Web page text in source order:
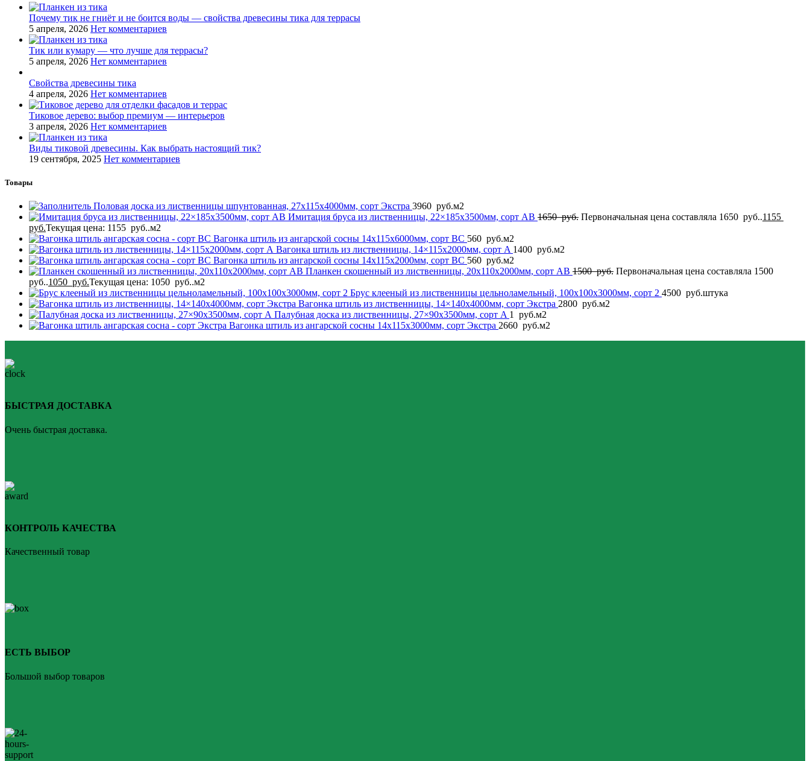
Почему тик не гниёт и не боится воды — свойства древесины тика для террасы
5 апреля, 2026 Нет комментариев
Тик или кумару — что лучше для террасы?
5 апреля, 2026 Нет комментариев
Свойства древесины тика
4 апреля, 2026 Нет комментариев
Тиковое дерево: выбор премиум — интерьеров
3 апреля, 2026 Нет комментариев
Виды тиковой древесины. Как выбрать настоящий тик?
19 сентября, 2025 Нет комментариев
Товары
Половая доска из лиственницы шпунтованная, 27x115x4000мм, сорт Экстра 3960 руб.м2
Имитация бруса из лиственницы, 22×185x3500мм, сорт AB 1650руб. Первоначальная цена составляла 1650 руб..1155
руб.Текущая цена: 1155 руб..м2
Вагонка штиль из ангарской сосны 14x115x6000мм, сорт BC 560 руб.м2
Вагонка штиль из лиственницы, 14×115x2000мм, сорт A 1400 руб.м2
Вагонка штиль из ангарской сосны 14x115x2000мм, сорт BC 560 руб.м2
Планкен скошенный из лиственницы, 20x110x2000мм, сорт AB 1500руб. Первоначальная цена составляла 1500
руб..1050 руб.Текущая цена: 1050 руб..м2
Брус клееный из лиственницы цельноламельный, 100x100x3000мм, сорт 2 4500 руб.штука
Вагонка штиль из лиственницы, 14×140x4000мм, сорт Экстра 2800 руб.м2
Палубная доска из лиственницы, 27×90x3500мм, сорт A 1 руб.м2
Вагонка штиль из ангарской сосны 14x115x3000мм, сорт Экстра 2660 руб.м2
БЫСТРАЯ ДОСТАВКА
Очень быстрая доставка.
КОНТРОЛЬ КАЧЕСТВА
Качественный товар
ЕСТЬ ВЫБОР
Большой выбор товаров